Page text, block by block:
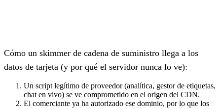
Cómo un skimmer de cadena de suministro llega a los
datos de tarjeta (y por qué el servidor nunca lo ve):
Un script legítimo de proveedor (analítica, gestor de etiquetas,
chat en vivo) se ve comprometido en el origen del CDN.
El comerciante ya ha autorizado ese dominio, por lo que los